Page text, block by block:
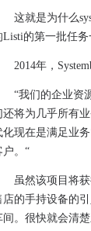
近四分之
Microsoft
施耐德电
经营电子
微软的弱
美国不再
这就是为什么
Listi的第一批任务
2014年，
“我们的企业资
还将为几乎所有
化现在是满足业
户。“
虽然该项目将
店的手持设备的
间。很快就会清